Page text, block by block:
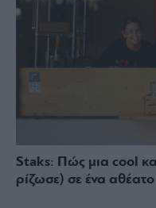
Staks: Πώς μια cool
ρίζωσε) σε ένα